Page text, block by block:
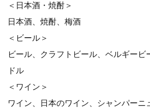
＜日本酒・焼酎＞
日本酒、焼酎、梅酒
＜ビール＞
ビール、クラフトビール、ベルギービ
ドル
＜ワイン＞
ワイン、日本のワイン、シャンパーニ